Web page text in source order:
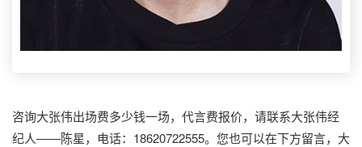
咨询大张伟出场费多少钱一场，代言费报价，请联系大张伟经
纪人——陈星，电话：18620722555。您也可以在下方留言，大